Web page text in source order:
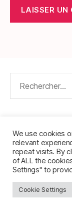
À PROPOS•
POLITIQUE
© 2026
We use cookies
relevant
repeat visits. By
of ALL the
Settings" to
Cookie Settings